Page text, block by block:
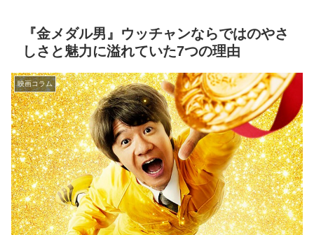
『金メダル男』ウッチャンならではのやさ
しさと魅力に溢れていた7つの理由
映画コラム